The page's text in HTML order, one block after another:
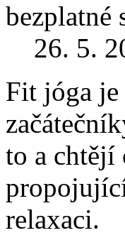
bezplatné
26. 5.
Fit jóga je
to a chtějí
relaxaci.